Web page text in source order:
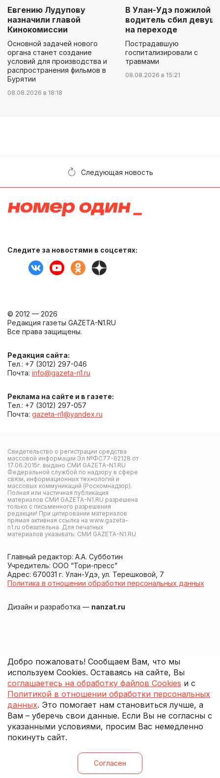
Евгению Лудупову
назначили главой
Кинокомиссии
Основной задачей нового
органа станет создание
условий для производства и
распространения фильмов в
Бурятии
08.08.2026 в 18:18
В Улан-Удэ пожилой
водитель сбил
на переходе
Пострадавшую
госпитализировали с
травмами
08.08.2026 в 15:21
Следующая новость
Следите за новостями в соцсетях:
© 2012 — 2026
Редакция газеты GAZETA-N1.RU
Все права защищены.
Редакция сайта:
Тел.: +7 (3012) 297-046
Почта: info@gazeta-n1.ru
Реклама на сайте и в газете:
Тел.: +7 (3012) 297-057
Почта: gazeta-n1@yandex.ru
Свидетельство о регистрации средства
массовой информации Эл №ФС77-62128 от
17.06.2015г. выдано СМИ GAZETA-N1.RU
Федеральной службой по надзору в сфере
связи, информационных технологий и
массовых коммуникаций (Роскомнадзор).
Полная или частичная публикация
материалов СМИ GAZETA-N1.RU разрешена
только с письменного разрешения
редакции! При цитировании материалов
прямая активная ссылка на www.gazeta-
n1.ru обязательна. Для печатных
материалов указывать: СМИ GAZETA-N1.RU
Главный редактор: А.А. Субботин
Учредитель: ООО “Тори-пресс”
Адрес: 670031 г. Улан-Удэ, ул. Терешковой, 7
Политика в отношении обработки персональных данных
Дизайн и разработка — nanzat.ru
Добро пожаловать! Сообщаем Вам, что мы
используем Cookies. Оставаясь на сайте, Вы
соглашаетесь на обработку файлов Cookies и с
Политикой в отношении обработки персональных
данных. Это помогает нам становиться лучше, а
Вам – уберечь свои данные. Если Вы не согласны с
указанными условиями, просим Вас немедленно
покинуть сайт.
Согласен